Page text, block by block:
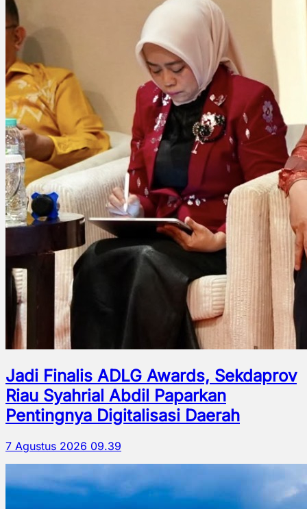
Jadi Finalis ADLG Awards, Sekdaprov
Riau Syahrial Abdil Paparkan
Pentingnya Digitalisasi Daerah
7 Agustus 2026 09.39